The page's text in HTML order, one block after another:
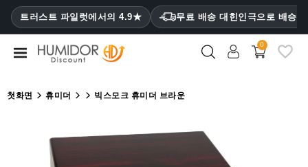
트러스트 파일럿에서의 4.9★ 무료 배송 대힌인극으로 배승
CATEGORY
휴
0
첫화면 휴미더 빅스모크 휴미더 브라운